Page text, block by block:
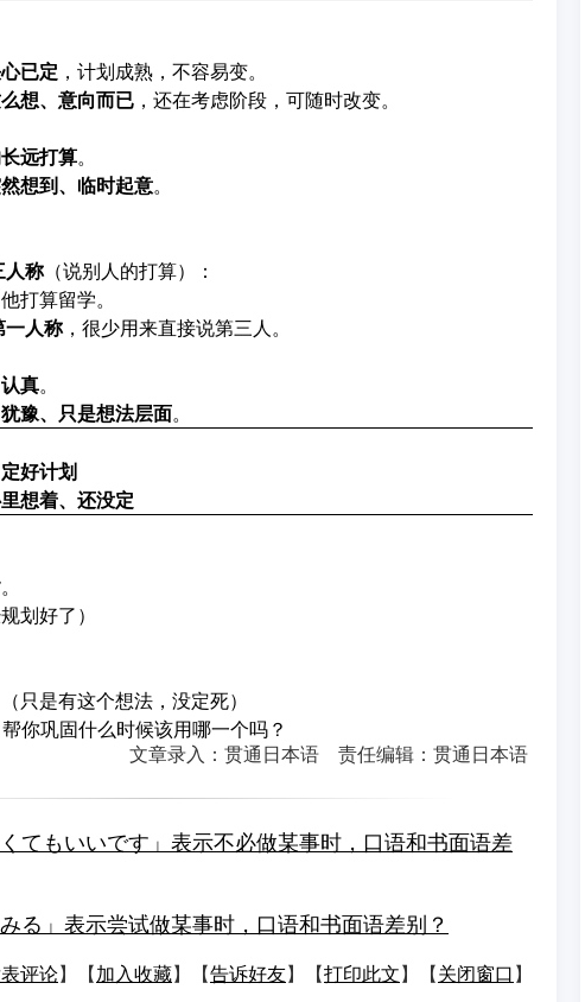
已定 ，计划成熟，不容易变。
想、意向而已 ，还在考虑阶段，可随时改变。
远打算。
想到、临时起意。
人称（说别人的打算）：
打算留学。
一人称，很少用来直接说第三人。
真。
豫、只是想法层面。
好计划
想着、还没定
。
划好了）
只是有这个想法，没定死）
你巩固什么时候该用哪一个吗？
文章录入：贯通日本语 责任编辑：贯通日本语
くてもいいです」表示不必做某事时，口语和书面语差
みる」表示尝试做某事时，口语和书面语差别？
评论】【 加入收藏】【告诉好友】【打印此文 】【 关闭窗口 】